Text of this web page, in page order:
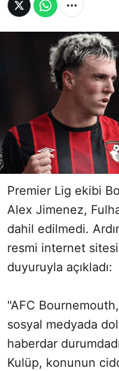
Premier Lig ekibi
Alex Jimenez,
dahil edilmedi.
resmi internet
duyuruyla açıkladı:
"AFC
sosyal medyada
haberdar
Kulüp, konunun